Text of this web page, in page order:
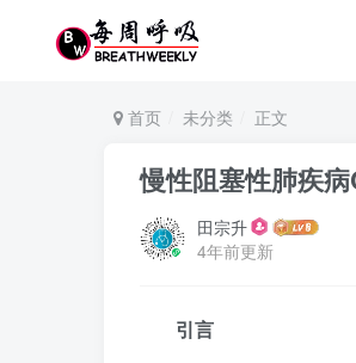
首页 未分类 正文
慢性阻塞性肺疾
田宗升
4年前更新
引言